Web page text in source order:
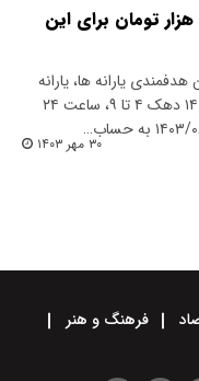
واریز یارانه ۳۰۰ هزار تومان برای این
یارانه ها، یارانه
معیشتی مهرماه ۱۴۰۳ دهک ۴ تا ۹، ساعت ۲۴
۳۰ مهر ۱۴۰۳
فرهنگ و هنر